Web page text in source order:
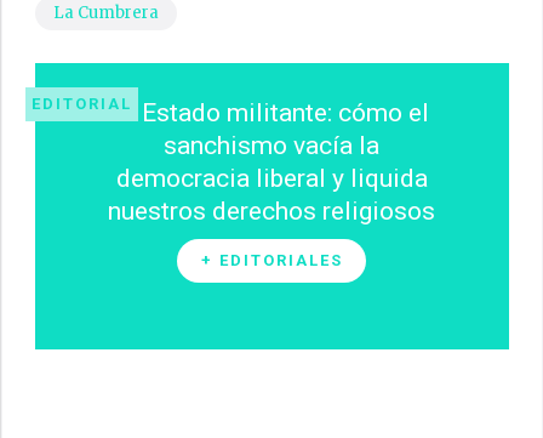
La Cumbrera
EDITORIALEl Estado militante: cómo el
sanchismo vacía la
democracia liberal y liquida
nuestros derechos religiosos
+ EDITORIALES